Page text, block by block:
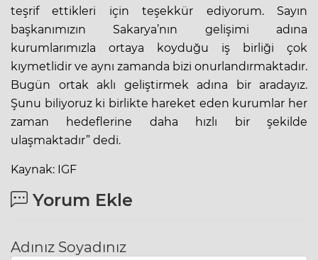
teşrif ettikleri için teşekkür ediyorum. Sayın
başkanımızın Sakarya’nın gelişimi adına
kurumlarımızla ortaya koyduğu iş birliği çok
kıymetlidir ve aynı zamanda bizi onurlandırmaktadır.
Bugün ortak aklı geliştirmek adına bir aradayız.
Şunu biliyoruz ki birlikte hareket eden kurumlar her
zaman hedeflerine daha hızlı bir şekilde
ulaşmaktadır” dedi.
Kaynak: IGF
Yorum Ekle
Adınız Soyadınız